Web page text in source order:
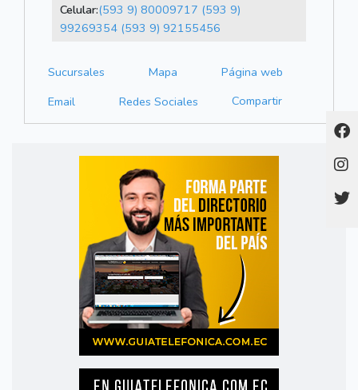
Celular:(593 9) 80009717 (593 9)
99269354 (593 9) 92155456
Sucursales Mapa
Página web
Email
Redes Sociales Compartir